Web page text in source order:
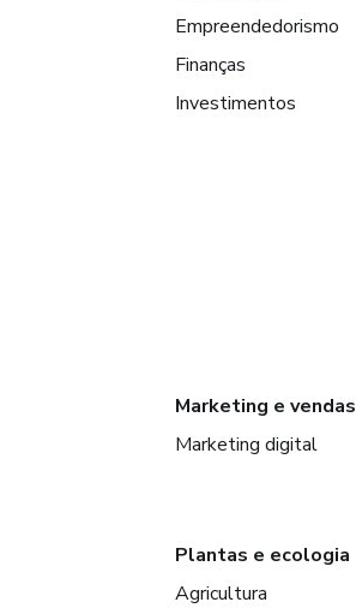
Empreendedorismo
Finanças
Investimentos
Marketing e vendas
Marketing digital
Plantas e ecologia
Agricultura